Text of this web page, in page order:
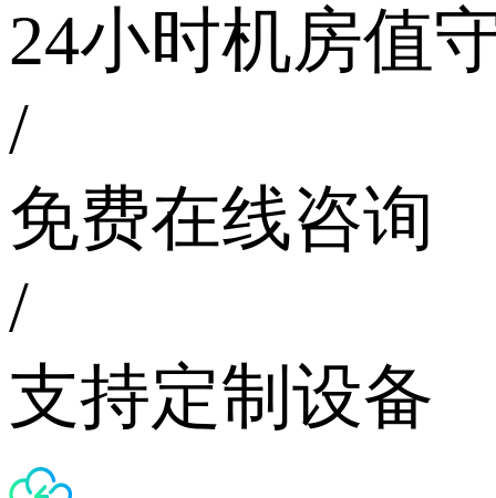
24小时机房值
/
免费在线咨询
/
支持定制设备